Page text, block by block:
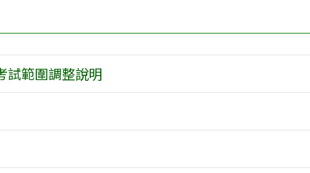
試範圍調整說明